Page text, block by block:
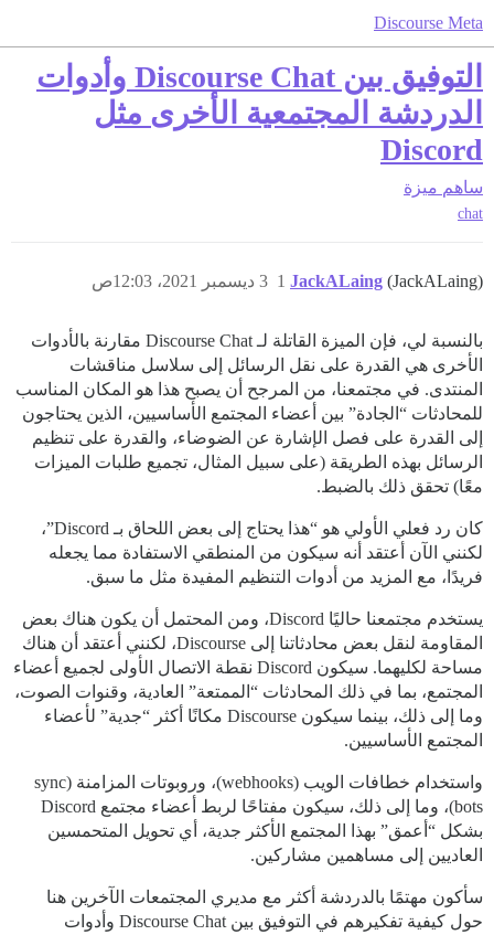
Discourse Meta
التوفيق بين Discourse Chat وأدوات
الدردشة المجتمعية الأخرى مثل
Discord
ساهم ميزة
chat
JackALaing (JackALaing) 3 ديسمبر 2021، 12:03ص 1
بالنسبة لي، فإن الميزة القاتلة لـ Discourse Chat مقارنة بالأدوات
الأخرى هي القدرة على نقل الرسائل إلى سلاسل مناقشات
المنتدى. في مجتمعنا، من المرجح أن يصبح هذا هو المكان المناسب
للمحادثات “الجادة” بين أعضاء المجتمع الأساسيين، الذين يحتاجون
إلى القدرة على فصل الإشارة عن الضوضاء، والقدرة على تنظيم
الرسائل بهذه الطريقة (على سبيل المثال، تجميع طلبات الميزات
معًا) تحقق ذلك بالضبط.
كان رد فعلي الأولي هو “هذا يحتاج إلى بعض اللحاق بـ Discord”،
لكنني الآن أعتقد أنه سيكون من المنطقي الاستفادة مما يجعله
فريدًا، مع المزيد من أدوات التنظيم المفيدة مثل ما سبق.
يستخدم مجتمعنا حاليًا Discord، ومن المحتمل أن يكون هناك بعض
المقاومة لنقل بعض محادثاتنا إلى Discourse، لكنني أعتقد أن هناك
مساحة لكليهما. سيكون Discord نقطة الاتصال الأولى لجميع أعضاء
المجتمع، بما في ذلك المحادثات “الممتعة” العادية، وقنوات الصوت،
وما إلى ذلك، بينما سيكون Discourse مكانًا أكثر “جدية” لأعضاء
المجتمع الأساسيين.
واستخدام خطافات الويب (webhooks)، وروبوتات المزامنة (sync
bots)، وما إلى ذلك، سيكون مفتاحًا لربط أعضاء مجتمع Discord
بشكل “أعمق” بهذا المجتمع الأكثر جدية، أي تحويل المتحمسين
العاديين إلى مساهمين مشاركين.
سأكون مهتمًا بالدردشة أكثر مع مديري المجتمعات الآخرين هنا
حول كيفية تفكيرهم في التوفيق بين Discourse Chat وأدوات